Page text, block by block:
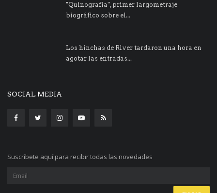
"Quinografía", primer largometraje
biográfico sobre el...
Los hinchas de River tardaron una hora en
agotar las entradas...
SOCIAL MEDIA
Suscríbete aquí para recibir todas las novedades